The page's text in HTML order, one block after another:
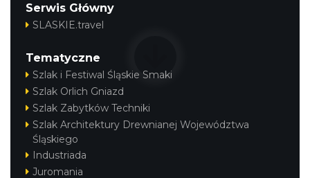
Serwis Główny
SLASKIE.travel
Tematyczne
Szlak i Festiwal Śląskie Smaki
Szlak Orlich Gniazd
Szlak Zabytków Techniki
Szlak Architektury Drewnianej Województwa
Śląskiego
Industriada
Juromania